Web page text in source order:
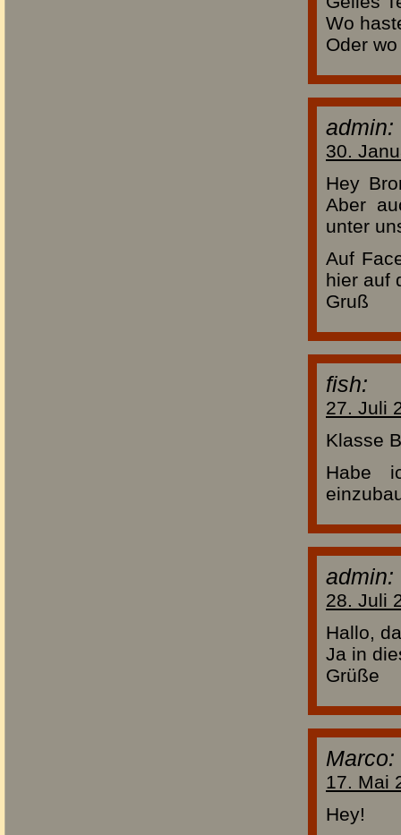
Wo
Oder
admin:
30.
Hey
Aber
unter
Auf
hier auf
Gruß
fish:
27. Juli
Klasse
Habe
admin:
28. Juli
Hallo,
Ja in
Grüße
Marco:
17. Mai
Hey!